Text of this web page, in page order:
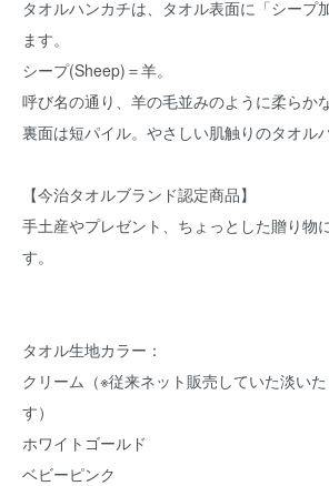
タオルハンカチは、タオル表面に「シープ
ます。
シープ(Sheep)＝羊。
呼び名の通り、羊の毛並みのように柔らか
裏面は短パイル。やさしい肌触りのタオル
【今治タオルブランド認定商品】
手土産やプレゼント、ちょっとした贈り物
す。
タオル生地カラー：
クリーム（※従来ネット販売していた淡い
す）
ホワイトゴールド
ベビーピンク